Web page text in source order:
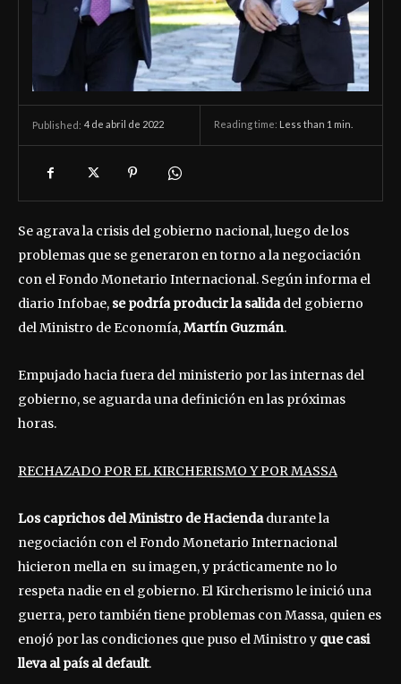
Published: 4 de abril de 2022 Reading time: Less than 1 min.
Se agrava la crisis del gobierno nacional, luego de los
problemas que se generaron en torno a la negociación
con el Fondo Monetario Internacional. Según informa el
diario Infobae, se podría producir la salidadel gobierno
del Ministro de Economía,Martín Guzmán.
Empujado hacia fuera del ministerio por las internas del
gobierno, se aguarda una definición en las próximas
horas.
RECHAZADO POR EL KIRCHERISMO Y POR MASSA
Los caprichos del Ministro de Haciendadurante la
negociación con el Fondo Monetario Internacional
hicieron mella en su imagen, y prácticamente no lo
respeta nadie en el gobierno. El Kircherismo le inició una
guerra, pero también tiene problemas con Massa, quien es
enojó por las condiciones que puso el Ministro y que casi
lleva al país al default.